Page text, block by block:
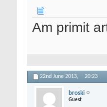
Am primit
22nd June 2013, 20:23
broski
Guest